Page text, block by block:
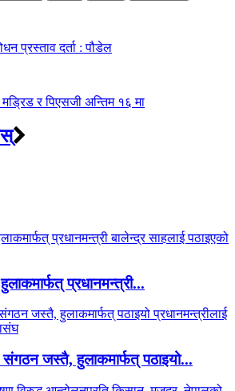
प्रस्ताव दर्ता : पौडेल
र पिएसजी अन्तिम १६ मा
प्रधानमन्त्री...
जस्तै, हुलाकमार्फत् पठाइयो...